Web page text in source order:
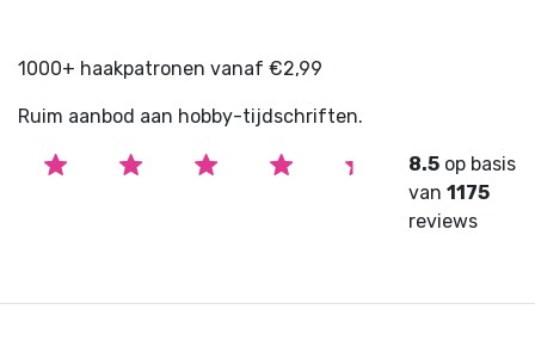
1000+ haakpatronen vanaf €2,99
Ruim aanbod aan hobby-tijdschriften.
8.5 op basis
van1175
reviews